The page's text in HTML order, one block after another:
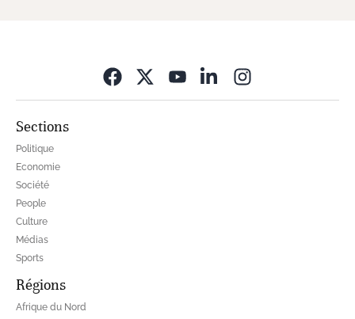
Sections
Politique
Economie
Société
People
Culture
Médias
Sports
Régions
Afrique du Nord